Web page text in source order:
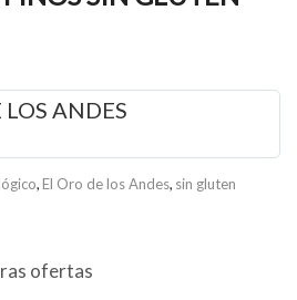
LOS ANDES
, El Oro de los Andes, sin gluten
ofertas